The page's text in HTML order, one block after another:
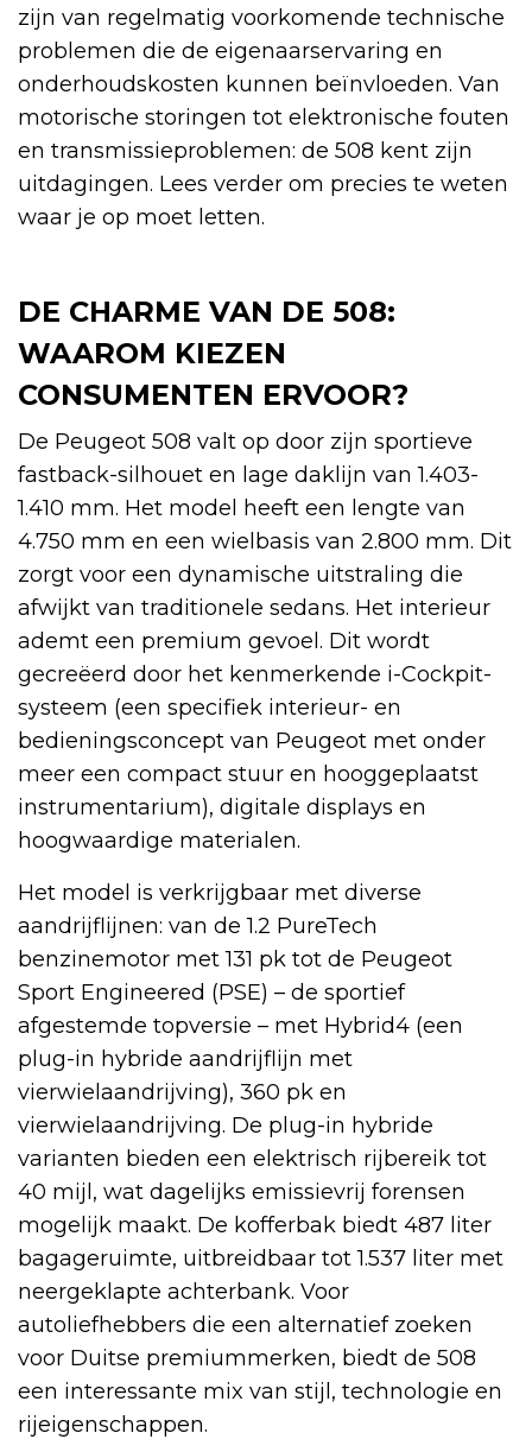
zijn van regelmatig voorkomende technische
problemen die de eigenaarservaring en
onderhoudskosten kunnen beïnvloeden. Van
motorische storingen tot elektronische fouten
en transmissieproblemen: de 508 kent zijn
uitdagingen. Lees verder om precies te weten
waar je op moet letten.
DE CHARME VAN DE 508:
WAAROM KIEZEN
CONSUMENTEN ERVOOR?
De Peugeot 508 valt op door zijn sportieve
fastback-silhouet en lage daklijn van 1.403-
1.410 mm. Het model heeft een lengte van
4.750 mm en een wielbasis van 2.800 mm. Dit
zorgt voor een dynamische uitstraling die
afwijkt van traditionele sedans. Het interieur
ademt een premium gevoel. Dit wordt
gecreëerd door het kenmerkende i-Cockpit-
systeem (een specifiek interieur- en
bedieningsconcept van Peugeot met onder
meer een compact stuur en hooggeplaatst
instrumentarium), digitale displays en
hoogwaardige materialen.
Het model is verkrijgbaar met diverse
aandrijflijnen: van de 1.2 PureTech
benzinemotor met 131 pk tot de Peugeot
Sport Engineered (PSE) – de sportief
afgestemde topversie – met Hybrid4 (een
plug-in hybride aandrijflijn met
vierwielaandrijving), 360 pk en
vierwielaandrijving. De plug-in hybride
varianten bieden een elektrisch rijbereik tot
40 mijl, wat dagelijks emissievrij forensen
mogelijk maakt. De kofferbak biedt 487 liter
bagageruimte, uitbreidbaar tot 1.537 liter met
neergeklapte achterbank. Voor
autoliefhebbers die een alternatief zoeken
voor Duitse premiummerken, biedt de 508
een interessante mix van stijl, technologie en
rijeigenschappen.